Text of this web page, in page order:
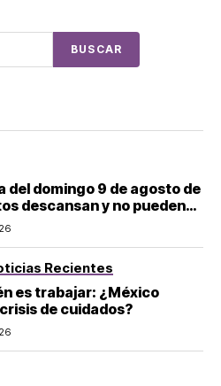
BUSCAR
del domingo 9 de agosto de
descansan y no pueden
el Estado de México; estos
Recientes
es trabajar: ¿México
de cuidados?